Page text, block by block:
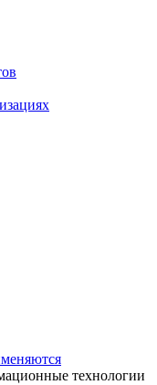
технологии